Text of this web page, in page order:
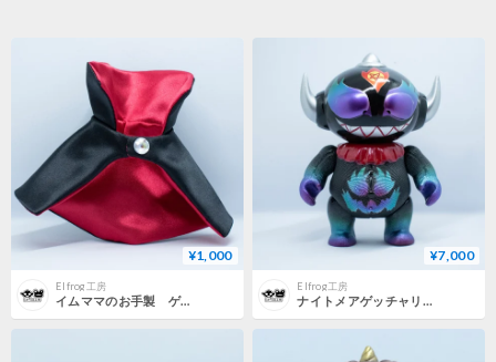
¥1,000
Elfrog工房
イムママのお手製 ゲッチャリマン用マント
¥7,000
Elfrog工房
ナイトメアゲッチャリマンベビー